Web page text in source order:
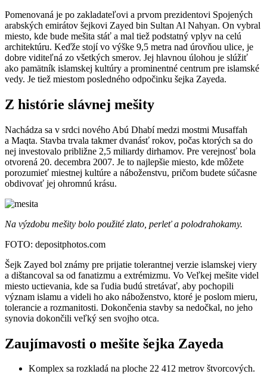
Pomenovaná je po zakladateľovi a prvom prezidentovi Spojených
arabských emirátov šejkovi Zayed bin Sultan Al Nahyan. On vybral
miesto, kde bude mešita stáť a mal tiež podstatný vplyv na celú
architektúru. Keďže stojí vo výške 9,5 metra nad úrovňou ulice, je
dobre viditeľná zo všetkých smerov. Jej hlavnou úlohou je slúžiť
ako pamätník islamskej kultúry a prominentné centrum pre islamské
vedy. Je tiež miestom posledného odpočinku šejka Zayeda.
Z histórie slávnej mešity
Nachádza sa v srdci nového Abú Dhabí medzi mostmi Musaffah
a Maqta. Stavba trvala takmer dvanásť rokov, počas ktorých sa do
nej investovalo približne 2,5 miliardy dirhamov. Pre verejnosť bola
otvorená 20. decembra 2007. Je to najlepšie miesto, kde môžete
porozumieť miestnej kultúre a náboženstvu, pričom budete súčasne
obdivovať jej ohromnú krásu.
Na výzdobu mešity bolo použité zlato, perleť a polodrahokamy.
FOTO: depositphotos.com
Šejk Zayed bol známy pre prijatie tolerantnej verzie islamskej viery
a dištancoval sa od fanatizmu a extrémizmu. Vo Veľkej mešite videl
miesto uctievania, kde sa ľudia budú stretávať, aby pochopili
význam islamu a videli ho ako náboženstvo, ktoré je poslom mieru,
tolerancie a rozmanitosti. Dokončenia stavby sa nedočkal, no jeho
synovia dokončili veľký sen svojho otca.
Zaujímavosti o mešite šejka Zayeda
Komplex sa rozkladá na ploche 22 412 metrov štvorcových.